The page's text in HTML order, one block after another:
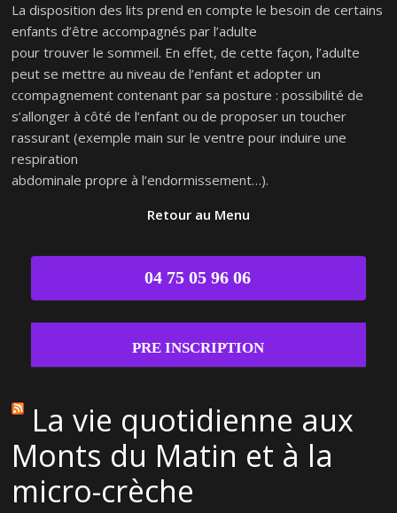
La disposition des lits prend en compte le besoin de certains
enfants d’être accompagnés par l’adulte
pour trouver le sommeil. En effet, de cette façon, l’adulte
peut se mettre au niveau de l’enfant et adopter un
ccompagnement contenant par sa posture : possibilité de
s’allonger à côté de l’enfant ou de proposer un toucher
rassurant (exemple main sur le ventre pour induire une
respiration
abdominale propre à l’endormissement…).
Retour au Menu
04 75 05 96 06
PRE INSCRIPTION
La vie quotidienne aux
Monts du Matin et à la
micro-crèche